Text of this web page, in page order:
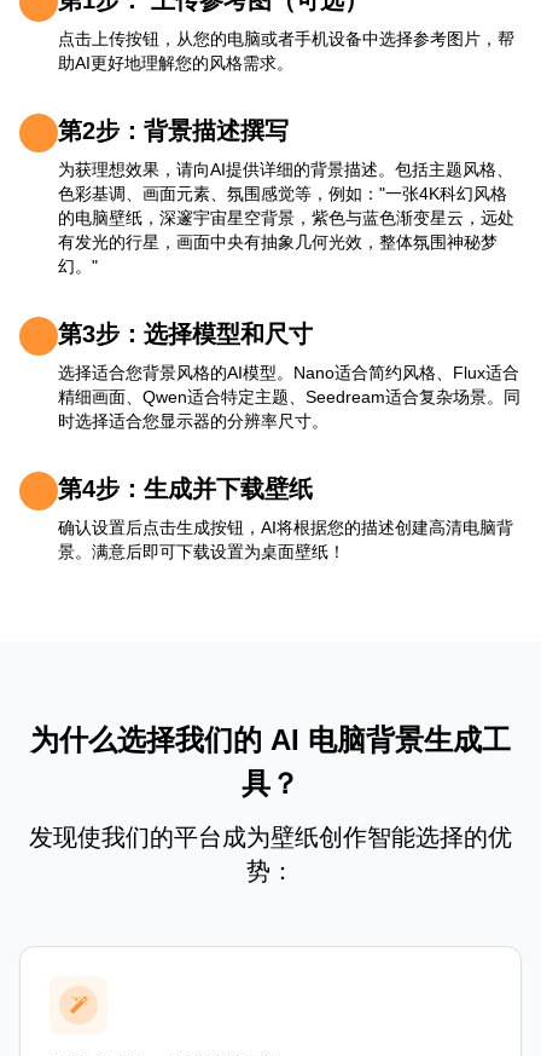
点击上传按钮，从您的电脑或者手机设备中选择参考图片，帮
助AI更好地理解您的风格需求。
第2步：背景描述撰写
为获理想效果，请向AI提供详细的背景描述。包括主题风格、
色彩基调、画面元素、氛围感觉等，例如："一张4K科幻风格
的电脑壁纸，深邃宇宙星空背景，紫色与蓝色渐变星云，远处
有发光的行星，画面中央有抽象几何光效，整体氛围神秘梦
幻。"
第3步：选择模型和尺寸
选择适合您背景风格的AI模型。Nano适合简约风格、Flux适合
精细画面、Qwen适合特定主题、Seedream适合复杂场景。同
时选择适合您显示器的分辨率尺寸。
第4步：生成并下载壁纸
确认设置后点击生成按钮，AI将根据您的描述创建高清电脑背
景。满意后即可下载设置为桌面壁纸！
为什么选择我们的 AI 电脑背景生成工
具？
发现使我们的平台成为壁纸创作智能选择的优
势：